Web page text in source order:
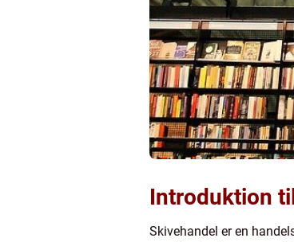
Introduktion
Skivehandel er en